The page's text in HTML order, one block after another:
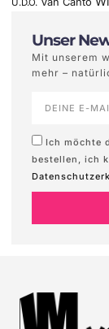
U.D.O.
Unser
Mit unserem
mehr –
Ich möchte
bestellen, ich